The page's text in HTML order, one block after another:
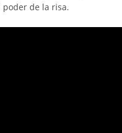
poder de la risa.